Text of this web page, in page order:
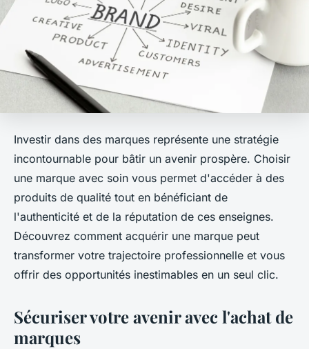
Investir dans des marques représente une stratégie
incontournable pour bâtir un avenir prospère. Choisir
une marque avec soin vous permet d'accéder à des
produits de qualité tout en bénéficiant de
l'authenticité et de la réputation de ces enseignes.
Découvrez comment acquérir une marque peut
transformer votre trajectoire professionnelle et vous
offrir des opportunités inestimables en un seul clic.
Sécuriser votre avenir avec l'achat de
marques